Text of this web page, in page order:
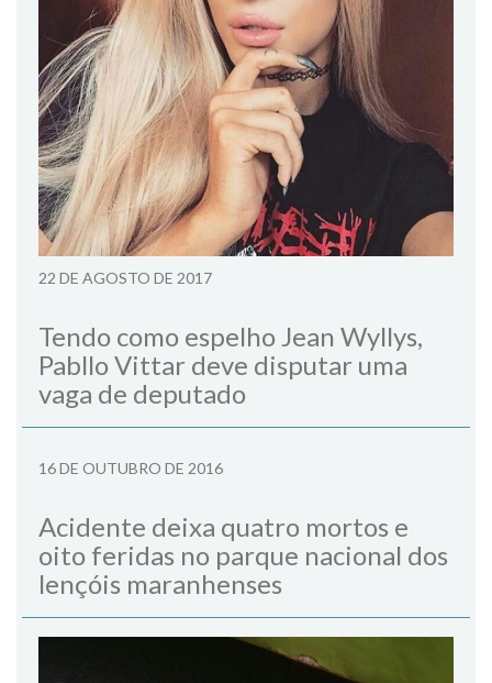
22 DE AGOSTO DE 2017
Tendo como espelho Jean Wyllys,
Pabllo Vittar deve disputar uma
vaga de deputado
16 DE OUTUBRO DE 2016
Acidente deixa quatro mortos e
oito feridas no parque nacional dos
lençóis maranhenses